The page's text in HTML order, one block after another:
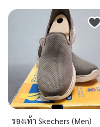
รองเท้า Skechers (Men)